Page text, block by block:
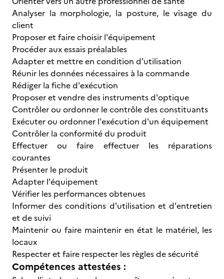
Analyser la morphologie, la posture, le visage du
client
Proposer et faire choisir l'équipement
Procéder aux essais préalables
Adapter et mettre en condition d'utilisation
Réunir les données nécessaires à la commande
Rédiger la fiche d'exécution
Proposer et vendre des instruments d'optique
Contrôler ou ordonner le contrôle des constituants
Exécuter ou ordonner l'exécution d'un équipement
Contrôler la conformité du produit
Effectuer ou faire effectuer les réparations
courantes
Présenter le produit
Adapter l'équipement
Vérifier les performances obtenues
Informer des conditions d'utilisation et d'entretien
et de suivi
Maintenir ou faire maintenir en état le matériel, les
locaux
Respecter et faire respecter les règles de sécurité
Compétences attestées :